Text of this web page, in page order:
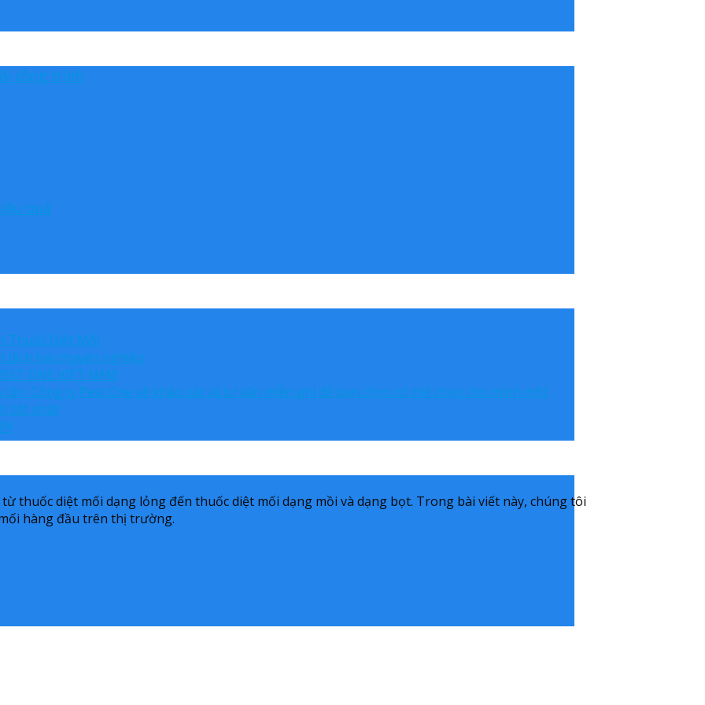
công trình
quả
Thuốc Diệt Mối
dịch hại chuyên nghiệp
ONE VIỆT NAM
Công ty Pest One sẽ khảo sát và tư vấn miễn phí để bạn chọn có thể chọn cho mình một
tốt nhất
thuốc diệt mối dạng lỏng đến thuốc diệt mối dạng mồi và dạng bọt. Trong bài viết này, chúng tôi
hàng đầu trên thị trường.